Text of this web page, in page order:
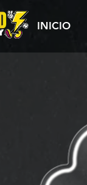
INICIO